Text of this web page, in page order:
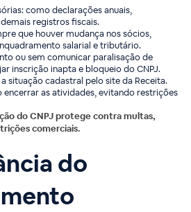
como declarações anuais,
registros fiscais.
que houver mudança nos sócios,
salarial e tributário.
ou sem comunicar paralisação de
inscrição inapta e bloqueio do CNPJ.
situação cadastral pelo site da Receita.
as atividades, evitando restrições
do CNPJ protege contra multas,
comerciais.
do